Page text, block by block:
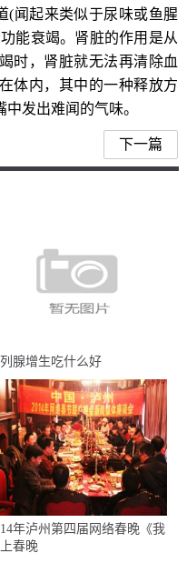
(闻起来类似于尿味或鱼腥
能衰竭。肾脏的作用是从
时，肾脏就无法再清除血
体内，其中的一种释放方
发出难闻的气味。
下一篇
腺增生吃什么好
年泸州第四届网络春晚《我
春晚